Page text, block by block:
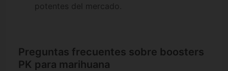
potentes del mercado.
Preguntas frecuentes sobre boosters
PK para marihuana